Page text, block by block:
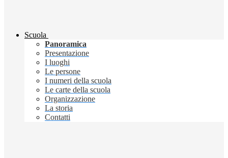
Scuola
Panoramica
Presentazione
I luoghi
Le persone
I numeri della scuola
Le carte della scuola
Organizzazione
La storia
Contatti